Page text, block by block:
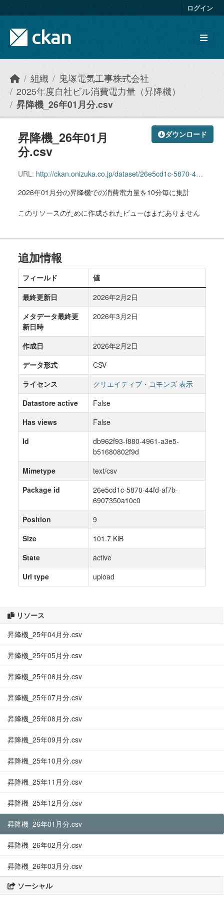
ログイン
組織
鬼塚電気工事株式会社
2025年度自社ビル消費電力量（昇降機）
昇降機_26年01月分.csv
ダウンロード
昇降機_26年01月
分.csv
URL: http://ckan.onizuka.co.jp/dataset/26e5cd1c-5870-44fd-af7b-6907350a10c0/resource/db962f93-f880-4961-a3e5-b51680802f9d/download/elevator_2601.csv
2026年01月分の昇降機での消費電力量を10分毎に集計
このリソースのために作成されたビューはまだありません
リソース
昇降機_25年04月分.csv
昇降機_25年05月分.csv
昇降機_25年06月分.csv
昇降機_25年07月分.csv
昇降機_25年08月分.csv
昇降機_25年09月分.csv
昇降機_25年10月分.csv
昇降機_25年11月分.csv
昇降機_25年12月分.csv
昇降機_26年01月分.csv
昇降機_26年02月分.csv
昇降機_26年03月分.csv
ソーシャル
追加情報
フィールド
値
最終更新日
2026年2月2日
メタデータ最終更
新日時
2026年3月2日
作成日
2026年2月2日
データ形式
CSV
ライセンス
クリエイティブ・コモンズ 表示
Datastore active
False
Has views
False
Id
db962f93-f880-4961-a3e5-
b51680802f9d
Mimetype
text/csv
Package id
26e5cd1c-5870-44fd-af7b-
6907350a10c0
Position
9
Size
101.7 KiB
State
active
Url type
upload